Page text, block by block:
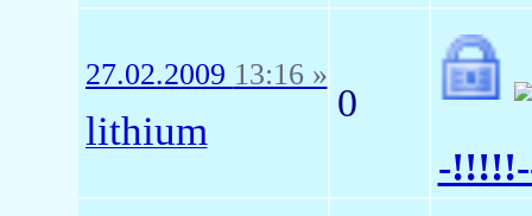
27.02.2009 13:16 »
lithium
0
-